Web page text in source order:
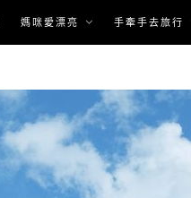
媽咪愛漂亮 手牽手去旅行